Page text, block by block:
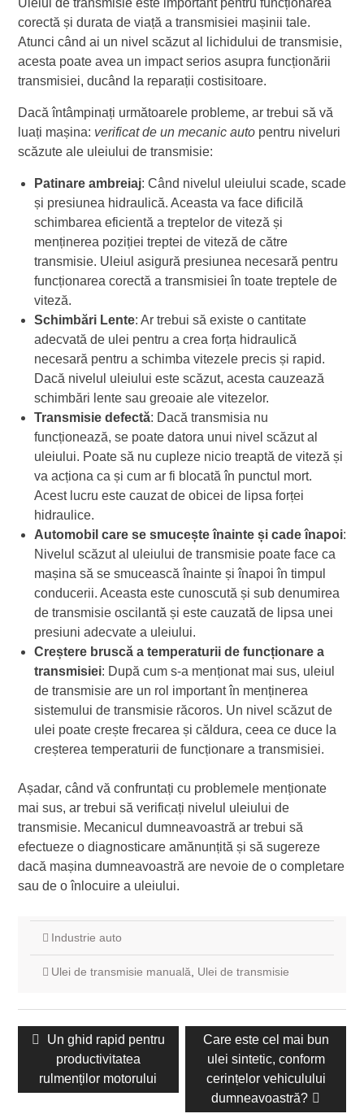
corectă și durata de viață a transmisiei mașinii tale.
Atunci când ai un nivel scăzut al lichidului de transmisie,
acesta poate avea un impact serios asupra funcționării
transmisiei, ducând la reparații costisitoare.
Dacă întâmpinați următoarele probleme, ar trebui să vă
luați mașina: verificat de un mecanic autopentru niveluri
scăzute ale uleiului de transmisie:
Patinare ambreiaj: Când nivelul uleiului scade, scade
și presiunea hidraulică. Aceasta va face dificilă
schimbarea eficientă a treptelor de viteză și
menținerea poziției treptei de viteză de către
transmisie. Uleiul asigură presiunea necesară pentru
funcționarea corectă a transmisiei în toate treptele de
viteză.
Schimbări Lente: Ar trebui să existe o cantitate
adecvată de ulei pentru a crea forța hidraulică
necesară pentru a schimba vitezele precis și rapid.
Dacă nivelul uleiului este scăzut, acesta cauzează
schimbări lente sau greoaie ale vitezelor.
Transmisie defectă: Dacă transmisia nu
funcționează, se poate datora unui nivel scăzut al
uleiului. Poate să nu cupleze nicio treaptă de viteză și
va acționa ca și cum ar fi blocată în punctul mort.
Acest lucru este cauzat de obicei de lipsa forței
hidraulice.
Automobil care se smucește înainte și cade înapoi:
Nivelul scăzut al uleiului de transmisie poate face ca
mașina să se smucească înainte și înapoi în timpul
conducerii. Aceasta este cunoscută și sub denumirea
de transmisie oscilantă și este cauzată de lipsa unei
presiuni adecvate a uleiului.
Creștere bruscă a temperaturii de funcționare a
transmisiei: După cum s-a menționat mai sus, uleiul
de transmisie are un rol important în menținerea
sistemului de transmisie răcoros. Un nivel scăzut de
ulei poate crește frecarea și căldura, ceea ce duce la
creșterea temperaturii de funcționare a transmisiei.
Așadar, când vă confruntați cu problemele menționate
mai sus, ar trebui să verificați nivelul uleiului de
transmisie. Mecanicul dumneavoastră ar trebui să
efectueze o diagnosticare amănunțită și să sugereze
dacă mașina dumneavoastră are nevoie de o completare
sau de o înlocuire a uleiului.
Industrie auto
Ulei de transmisie manuală Ulei de transmisie
Navigare
articole
Postare
anterioară:
Un ghid rapid pentru
productivitatea
rulmenților motorului
Următorul
mesaj:
Care este cel mai bun
ulei sintetic, conform
cerințelor vehiculului
dumneavoastră?